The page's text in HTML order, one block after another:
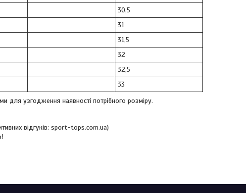
30,5
31
31,5
32
32,5
33
для узгодження наявності потрібного розміру.
відгуків: sport-tops.com.ua)